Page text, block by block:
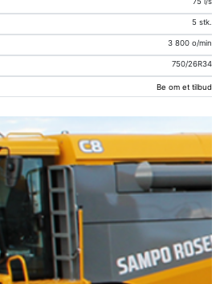
5 stk.
3 800 o/min
750/26R34
Be om et tilbud